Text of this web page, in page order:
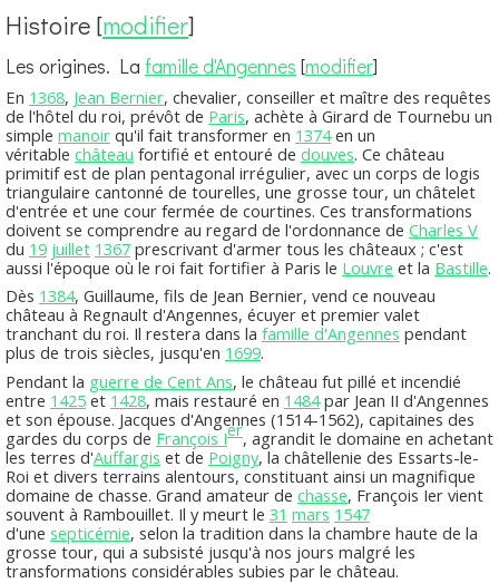
Histoire [modifier]
Les origines. La famille d'Angennes [modifier]
En 1368, Jean Bernier, chevalier, conseiller et maître des requêtes
de l'hôtel du roi, prévôt de Paris, achète à Girard de Tournebu un
simple manoir qu'il fait transformer en 1374en un
véritable château fortifié et entouré de douves. Ce château
primitif est de plan pentagonal irrégulier, avec un corps de logis
triangulaire cantonné de tourelles, une grosse tour, un châtelet
d'entrée et une cour fermée de courtines. Ces transformations
doivent se comprendre au regard de l'ordonnance de Charles V
du 19 juillet 1367 prescrivant d'armer tous les châteaux ; c'est
aussi l'époque où le roi fait fortifier à Paris le Louvre et la Bastille.
Dès 1384, Guillaume, fils de Jean Bernier, vend ce nouveau
château à Regnault d'Angennes, écuyer et premier valet
tranchant du roi. Il restera dans la famille d'Angennes pendant
plus de trois siècles, jusqu'en 1699.
Pendant la guerre de Cent Ans, le château fut pillé et incendié
entre 1425 et 1428, mais restauré en 1484par Jean II d'Angennes
et son épouse. Jacques d'Angennes (1514-1562), capitaines des
gardes du corps de François Ier, agrandit le domaine en achetant
les terres d'Auffargis et de Poigny, la châtellenie des Essarts-le-
Roi et divers terrains alentours, constituant ainsi un magnifique
domaine de chasse. Grand amateur de chasse, François Ier vient
souvent à Rambouillet. Il y meurt le 31 mars 1547
d'une septicémie, selon la tradition dans la chambre haute de la
grosse tour, qui a subsisté jusqu'à nos jours malgré les
transformations considérables subies par le château.